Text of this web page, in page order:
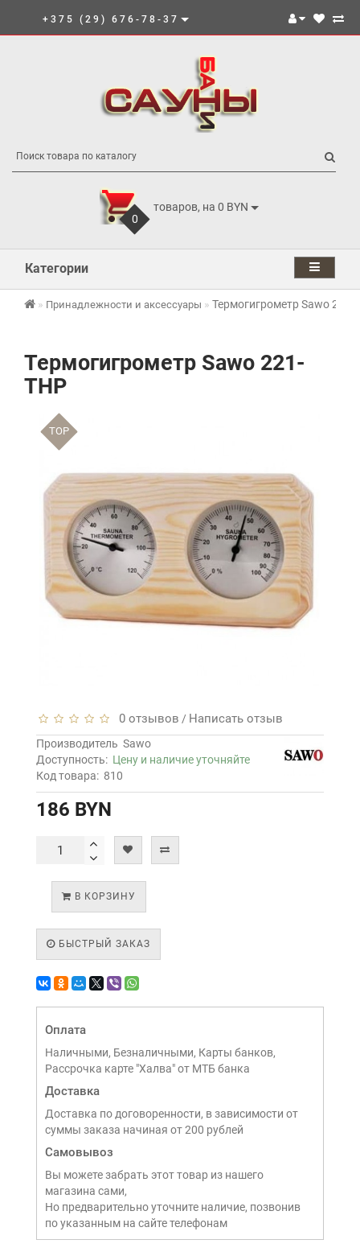
+375 (29) 676-78-37
0
товаров, на 0 BYN
Категории
Принадлежности и аксессуары Термогигрометр Sawo 221-
Термогигрометр Sawo 221-
THP
TOP
0 отзывов / Написать отзыв
Производитель Sawo
Доступность: Цену и наличие уточняйте
Код товара: 810
186 BYN
В КОРЗИНУ
БЫСТРЫЙ ЗАКАЗ
Оплата
Наличными, Безналичными, Карты банков,
Рассрочка карте "Халва" от МТБ банка
Доставка
Доставка по договоренности, в зависимости от
суммы заказа начиная от 200 рублей
Самовывоз
Вы можете забрать этот товар из нашего
магазина сами,
Но предварительно уточните наличие, позвонив
по указанным на сайте телефонам